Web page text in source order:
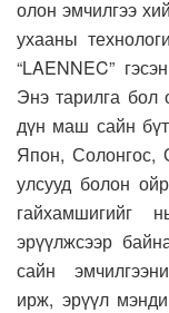
олон эмчилгээ
ухааны
“LAENNEC”
Энэ тарилга бол
дүн маш сайн
Япон, Солонгос,
улсууд болон
гайхамшигийг
эрүүлжсээр
сайн
ирж, эрүүл